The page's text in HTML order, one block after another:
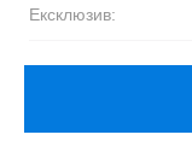
Ексклюзив: